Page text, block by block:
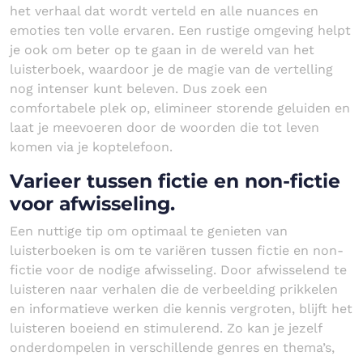
het verhaal dat wordt verteld en alle nuances en
emoties ten volle ervaren. Een rustige omgeving helpt
je ook om beter op te gaan in de wereld van het
luisterboek, waardoor je de magie van de vertelling
nog intenser kunt beleven. Dus zoek een
comfortabele plek op, elimineer storende geluiden en
laat je meevoeren door de woorden die tot leven
komen via je koptelefoon.
Varieer tussen fictie en non-fictie
voor afwisseling.
Een nuttige tip om optimaal te genieten van
luisterboeken is om te variëren tussen fictie en non-
fictie voor de nodige afwisseling. Door afwisselend te
luisteren naar verhalen die de verbeelding prikkelen
en informatieve werken die kennis vergroten, blijft het
luisteren boeiend en stimulerend. Zo kan je jezelf
onderdompelen in verschillende genres en thema’s,